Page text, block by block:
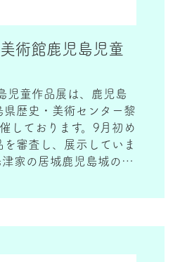
術館鹿児島児童
児童作品展は、鹿児島
歴史・美術センター黎
しております。9月初め
審査し、展示していま
家の居城鹿児島城の本
品をゆったりとご覧いた